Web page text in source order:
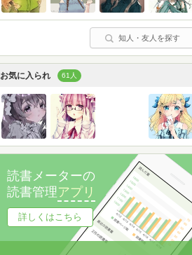
知人・友人を探す
お気に入られ 61人
読書メーターの
読書管理アプリ
詳しくはこちら